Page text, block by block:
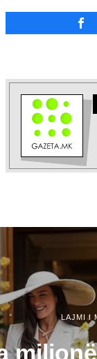
LAJMI I